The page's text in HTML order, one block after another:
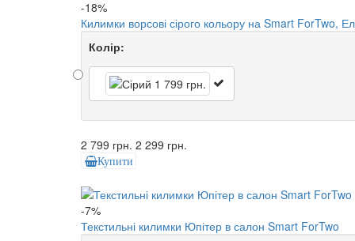
-18%
Килимки ворсові сірого кольору на Smart ForTwo,
Колір:
2 799 грн. 2 299 грн.
Купити
-7%
Текстильні килимки Юпітер в салон Smart ForTwo